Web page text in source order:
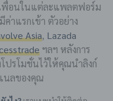
พื่อนในแต่ละแพลตฟอร์ม
าแรกเข้า ตัวอย่าง
Asia, Lazada
ฯลฯ หลังการ
ปรโมชั่นไว้ให้คุณนำลิงก์
นลของคุณ